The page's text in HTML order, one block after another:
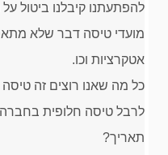
להפתעתנו קיבלנו ביטול
מועדי טיסה דבר שלא
אטקרציות וכו.
לרבל טיסה חלופית
תאריך?